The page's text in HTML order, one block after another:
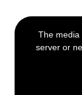
This
is
a
The media
server or